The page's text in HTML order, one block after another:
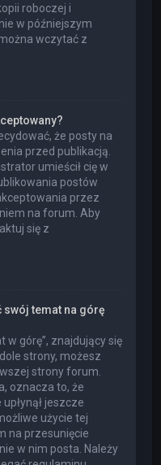
roboczej i
w późniejszym
wczytać z
że posty na
przed publikacją.
umieścił cię w
postów
przez
na forum. Aby
się z
temat na górę
w górę”, znajdujący się
strony, możesz
strony forum.
oznacza to, że
jeszcze
użycie tej
na przesunięcie
w nim posta. Należy